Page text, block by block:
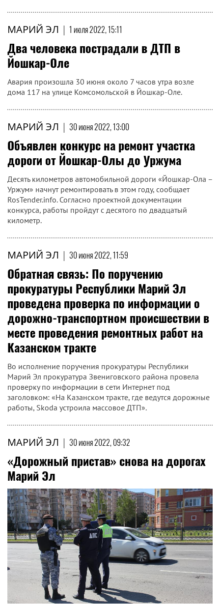
МАРИЙ ЭЛ | 1 июля 2022, 15:11
Два человека пострадали в ДТП в
Йошкар-Оле
Авария произошла 30 июня около 7 часов утра возле
дома 117 на улице Комсомольской в Йошкар-Оле.
МАРИЙ ЭЛ | 30 июня 2022, 13:00
Объявлен конкурс на ремонт участка
дороги от Йошкар-Олы до Уржума
Десять километров автомобильной дороги «Йошкар-Ола –
Уржум» начнут ремонтировать в этом году, сообщает
RosTender.info. Согласно проектной документации
конкурса, работы пройдут с десятого по двадцатый
километр.
МАРИЙ ЭЛ | 30 июня 2022, 11:59
Обратная связь: По поручению
прокуратуры Республики Марий Эл
проведена проверка по информации о
дорожно-транспортном происшествии в
месте проведения ремонтных работ на
Казанском тракте
Во исполнение поручения прокуратуры Республики
Марий Эл прокуратура Звениговского района провела
проверку по информации в сети Интернет под
заголовком: «На Казанском тракте, где ведутся дорожные
работы, Skoda устроила массовое ДТП».
МАРИЙ ЭЛ | 30 июня 2022, 09:32
«Дорожный пристав» снова на дорогах
Марий Эл